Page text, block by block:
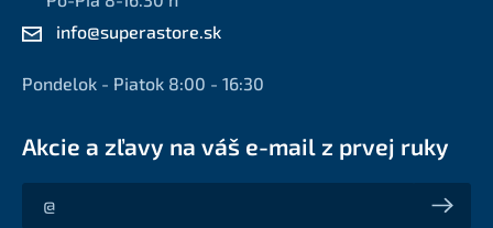
info@superastore.sk
Pondelok - Piatok 8:00 - 16:30
Akcie a zľavy na váš e-mail z prvej ruky
Akcie a zľavy na váš e-mail z prvej ruky